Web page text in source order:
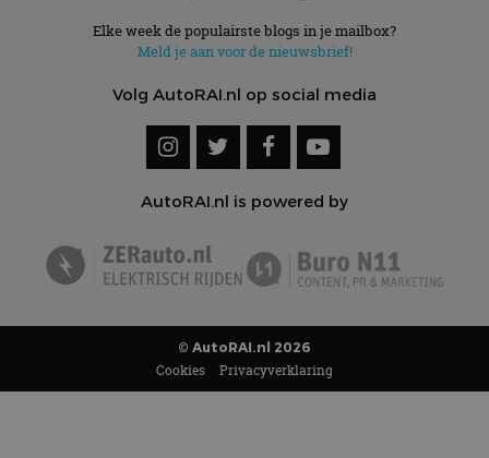
Elke week de populairste blogs in je mailbox?
Meld je aan voor de nieuwsbrief!
Volg AutoRAI.nl op social media
AutoRAI.nl is powered by
© AutoRAI.nl 2026
Cookies Privacyverklaring